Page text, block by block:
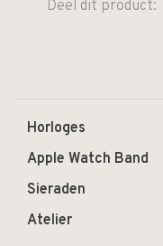
Deel dit product:
Horloges
Apple Watch Band
Sieraden
Atelier